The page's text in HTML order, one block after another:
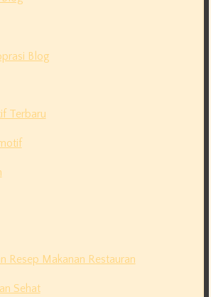
Blog
Terbaru
Resep Makanan Restauran
Sehat